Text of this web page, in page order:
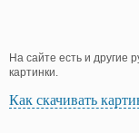
На сайте есть и другие
картинки.
Как скачивать